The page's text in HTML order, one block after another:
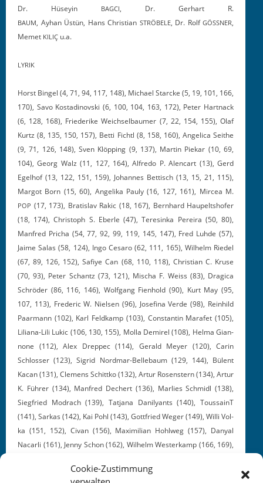
Cookie-Zustimmung
Dr. Hüseyin
BAGCI, Dr. Ger­hart R.
BAUM, Ayhan Üstün, Hans Chris­t­ian STRÖBELE, Dr. Rolf GÖSSNER,
Memet KILIÇ u.a.
LYRIK
Horst Bin­gel (4, 71, 94, 117, 148), Michael Star­cke (5, 19, 101, 166,
170), Savo Kostadi­novs­ki (6, 100, 104, 163, 172), Peter Hart­nack
(6, 128, 168), Friederike Weich­sel­baumer (7, 22, 154, 155), Olaf
Kurtz (8, 135, 150, 157), Bet­ti Fichtl (8, 158, 160), Angel­i­ca Sei­the
(9, 71, 126, 148), Sven Klöp­ping (9, 137), Mar­tin Piekar (10, 69,
104), Georg Walz (11, 127, 164), Alfre­do P. Alen­cart (13), Gerd
Egel­hof (13, 122, 151, 159), Johannes Bet­tisch (13, 15, 21, 115),
Mar­got Born (15, 60), Ange­li­ka Pauly (16, 127, 161), Mircea M.
POP (17, 173), Bratislav Rakic (18, 167), Bern­hard Hau­pelt­shofer
(18, 174), Christoph S. Eber­le (47), Teresin­ka Pereira (50, 80),
Man­fred Pricha (54, 77, 92, 99, 119, 145, 147), Fred Luhde (57),
Jaime Salas (58, 124), Ingo Cesaro (62, 111, 165), Wil­helm Riedel
(67, 89, 126, 152), Safiye Can (68, 110, 118), Chris­t­ian C. Kruse
(70, 93), Peter Schantz (73, 121), Mis­cha F. Weiss (83), Drag­i­ca
Schröder (86, 116, 146), Wolf­gang Fien­hold (90), Kurt May (95,
107, 113), Fred­er­ic W. Nielsen (96), Jose­fi­na Verde (98), Rein­hild
Paar­mann (102), Karl Feld­kamp (103), Con­stan­tin Marafet (105),
Lil­iana-Lili Lukic (106, 130, 155), Mol­la Demirel (108), Hel­ma Gian­
none (112), Alex Dreppec (114), Ger­ald Mey­er (120), Carin
Schloss­er (123), Sigrid Nord­mar-Belle­baum (129, 144), Bülent
Kacan (131), Clemens Schit­tko (132), Artur Rosen­stern (134), Artur
K. Führer (134), Man­fred Dechert (136), Mar­lies Schmidl (138),
Siegfried Mod­rach (139), Tat­jana Danilyants (140), Tou­s­sainT
(141), Sarkas (142), Kai Pohl (143), Got­tfried Weger (149), Willi Vol­
ka (151, 152), Civan (156), Max­i­m­il­ian Hohlweg (157), Danyal
Nacar­li (161), Jen­ny Schon (162), Wil­helm West­erkamp (166, 169),